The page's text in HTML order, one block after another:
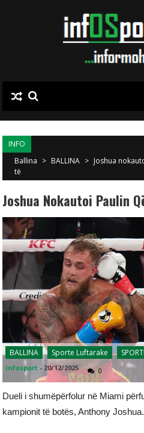
INFO
Ballina > BALLINA > Joshua
të
Joshua Nokautoi Paulin
BALLINA Sporte Luftarake
infosport - 20/12/2025 0
Dueli i shumëpërfolur në Miami
kampionit të botës, Anthony Joshua.